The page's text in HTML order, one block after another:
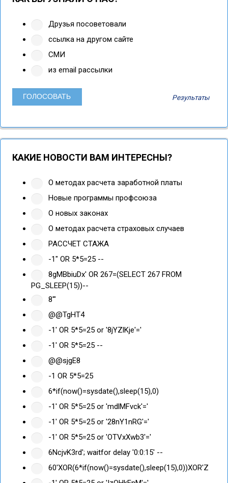
Друзья посоветовали
ссылка на другом сайте
СМИ
из email рассылки
Результаты
КАКИЕ НОВОСТИ ВАМ ИНТЕРЕСНЫ?
О методах расчета заработной платы
Новые программы профсоюза
О новых законах
О методах расчета страховых случаев
РАССЧЕТ СТАЖА
-1" OR 5*5=25 --
8gMBbiuDx' OR 267=(SELECT 267 FROM
PG_SLEEP(15))--
8'"
@@TgHT4
-1' OR 5*5=25 or '8jYZlKje'='
-1' OR 5*5=25 --
@@sjgE8
-1 OR 5*5=25
6*if(now()=sysdate(),sleep(15),0)
-1' OR 5*5=25 or 'mdlMFvck'='
-1' OR 5*5=25 or '28nY1nRG'='
-1' OR 5*5=25 or 'OTVxXwb3'='
6NcjvK3rd'; waitfor delay '0:0:15' --
60'XOR(6*if(now()=sysdate(),sleep(15),0))XOR'Z